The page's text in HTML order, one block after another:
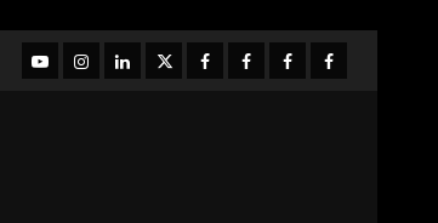
YouTubeInstagram
LinkedIntwitterfacebook-Facebook-
Facebook-Facebook-